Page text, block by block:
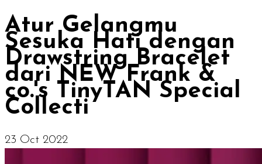
Atur Gelangmu
Sesuka Hati dengan
Drawstring Bracelet
dari NEW Frank &
co.'s TinyTAN Special
Collecti
23 Oct 2022